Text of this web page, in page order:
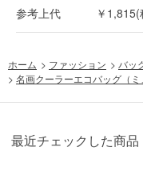
参考上代 ￥
ホーム > ファッション > バッ
> 名画クーラーエコバッグ（ミ
最近チェックした商品